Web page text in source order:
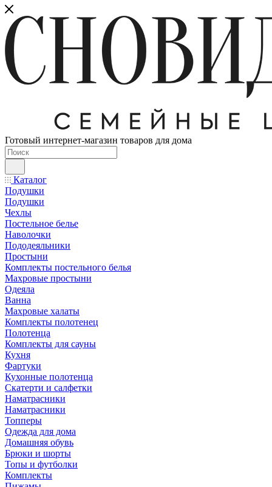
Готовый интернет-магазин товаров для дома
Каталог
Подушки
Подушки
Чехлы
Постельное белье
Наволочки
Пододеяльники
Простыни
Комплекты постельного белья
Махровые простыни
Одеяла
Ванна
Махровые халаты
Комплекты полотенец
Полотенца
Комплекты для сауны
Кухня
Фартуки
Кухонные полотенца
Скатерти и салфетки
Наматрасники
Наматрасники
Топперы
Одежда для дома
Домашняя обувь
Брюки и шорты
Топы и футболки
Комплекты